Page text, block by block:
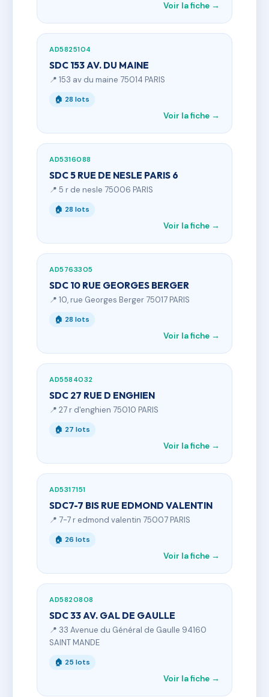
Voir la fiche →
AD5825104
SDC 153 AV. DU MAINE
📍 153 av du maine 75014 PARIS
🏠 28 lots
Voir la fiche →
AD5316088
SDC 5 RUE DE NESLE PARIS 6
📍 5 r de nesle 75006 PARIS
🏠 28 lots
Voir la fiche →
AD5763305
SDC 10 RUE GEORGES BERGER
📍 10, rue Georges Berger 75017 PARIS
🏠 28 lots
Voir la fiche →
AD5584032
SDC 27 RUE D ENGHIEN
📍 27 r d'enghien 75010 PARIS
🏠 27 lots
Voir la fiche →
AD5317151
SDC7-7 BIS RUE EDMOND VALENTIN
📍 7-7 r edmond valentin 75007 PARIS
🏠 26 lots
Voir la fiche →
AD5820808
SDC 33 AV. GAL DE GAULLE
📍 33 Avenue du Général de Gaulle 94160
SAINT MANDE
🏠 25 lots
Voir la fiche →